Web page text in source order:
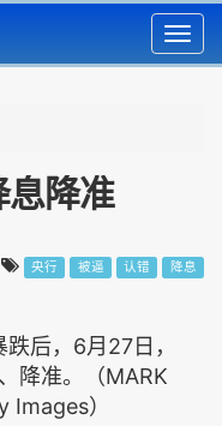
息降准
央行 被逼 认错 降息
后，6月27日，
降准。（MARK
Images）